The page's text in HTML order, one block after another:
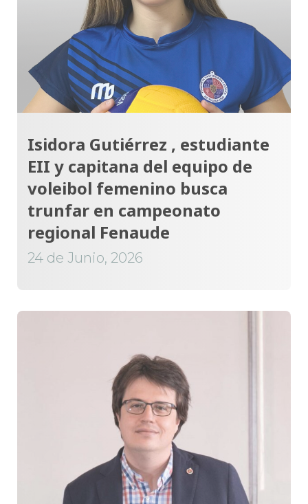
Isidora Gutiérrez , estudiante
EII y capitana del equipo de
voleibol femenino busca
trunfar en campeonato
regional Fenaude
24 de Junio, 2026